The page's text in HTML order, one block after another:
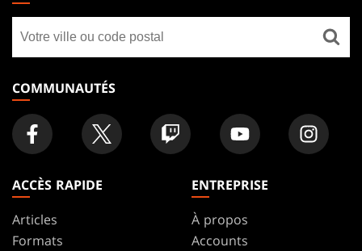
GATHERING
FOOTER
un
magasin
COMMUNAUTÉS
ACCÈS RAPIDE
Articles
Formats
ENTREPRISE
À propos
Accounts